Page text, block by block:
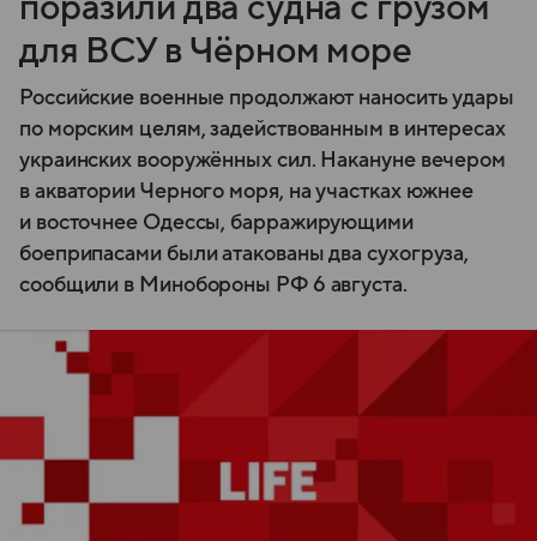
для ВСУ в Чёрном море
Российские военные продолжают наносить удары
по морским целям, задействованным в интересах
украинских вооружённых сил. Накануне вечером
в акватории Черного моря, на участках южнее
и восточнее Одессы, барражирующими
боеприпасами были атакованы два сухогруза,
сообщили в Минобороны РФ 6 августа.